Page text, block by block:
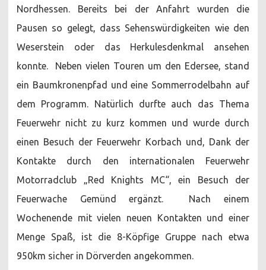
Nordhessen. Bereits bei der Anfahrt wurden die
Pausen so gelegt, dass Sehenswürdigkeiten wie den
Weserstein oder das Herkulesdenkmal ansehen
konnte. Neben vielen Touren um den Edersee, stand
ein Baumkronenpfad und eine Sommerrodelbahn auf
dem Programm. Natürlich durfte auch das Thema
Feuerwehr nicht zu kurz kommen und wurde durch
einen Besuch der Feuerwehr Korbach und, Dank der
Kontakte durch den internationalen Feuerwehr
Motorradclub „Red Knights MC“, ein Besuch der
Feuerwache Gemünd ergänzt. Nach einem
Wochenende mit vielen neuen Kontakten und einer
Menge Spaß, ist die 8-Köpfige Gruppe nach etwa
950km sicher in Dörverden angekommen.